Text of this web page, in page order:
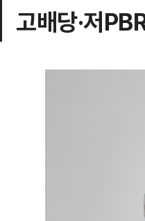
고배당·저